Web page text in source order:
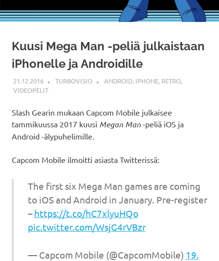
Kuusi Mega Man -peliä julkaistaan
iPhonelle ja Androidille
21.12.2016 TURBOVISIO ANDROID, IPHONE, RETRO,
VIDEOPELIT
Slash Gearin mukaan Capcom Mobile julkaisee
tammikuussa 2017 kuusi Megan Man -peliä iOS ja
Android -älypuhelimille.
Capcom Mobile ilmoitti asiasta Twitterissä:
The first six Mega Man games are coming
to iOS and Android in January. Pre-register
–https://t.co/hC7xlyuHQo
pic.twitter.com/WsjG4rVBzr
— Capcom Mobile (@CapcomMobile) 19.